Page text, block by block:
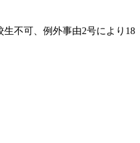
不可、例外事由2号により18